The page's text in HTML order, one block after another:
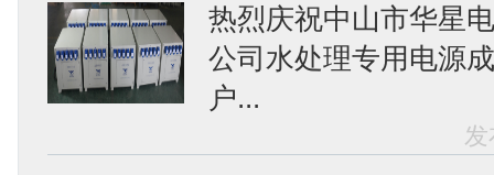
热烈庆祝中山市华星
公司水处理专用电源
户...